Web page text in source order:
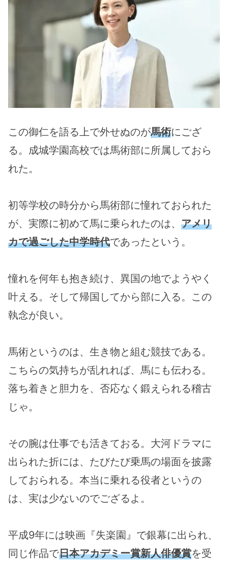
この御仁を語る上で外せぬのが馬術にござ
る。成城学園高校では馬術部に所属しておら
れた。
初等学校の時分から馬術部に憧れておられた
が、実際に初めて馬に乗られたのは、 アメリ
カで過ごした中学時代であったという。
憧れを何年も抱き続け、異国の地でようやく
叶える。そして帰国してから部に入る。この
執念が良い。
馬術というのは、生き物と組む競技である。
こちらの気持ちが乱れれば、馬にも伝わる。
落ち着きと胆力を、否応なく鍛えられる稽古
じゃ。
その腕は仕事でも活きておる。大河ドラマに
出られた折には、たびたび乗馬の場面を披露
しておられる。本当に乗れる役者というの
は、実は少ないのでござるよ。
平成9年には映画『失楽園』で銀幕に出られ、
同じ作品で日本アカデミー賞新人俳優賞を受